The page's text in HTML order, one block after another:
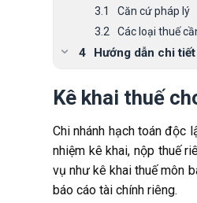
Căn cứ pháp lý
Các loại thuế
Hướng dẫn chi
Kê khai thuế
Lợi ích và thách
Các câu hỏi
Kết luận
Kê khai thuế
Chi nhánh hạch toán độc
nhiệm kê khai, nộp thuế
vụ như kê khai thuế môn
báo cáo tài chính riêng.